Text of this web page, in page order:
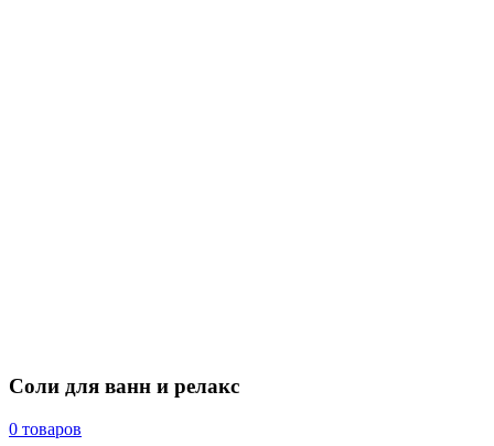
Соли для ванн и релакс
0 товаров